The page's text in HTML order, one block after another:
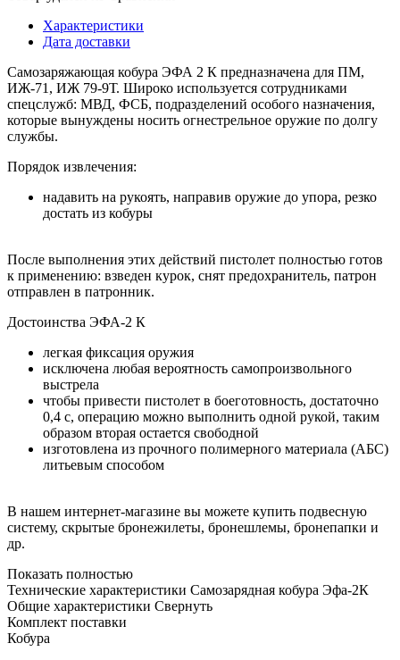
Характеристики
Дата доставки
Самозаряжающая кобура ЭФА 2 К предназначена для ПМ,
ИЖ-71, ИЖ 79-9Т. Широко используется сотрудниками
спецслужб: МВД, ФСБ, подразделений особого назначения,
которые вынуждены носить огнестрельное оружие по долгу
службы.
Порядок извлечения:
надавить на рукоять, направив оружие до упора, резко
достать из кобуры
После выполнения этих действий пистолет полностью готов
к применению: взведен курок, снят предохранитель, патрон
отправлен в патронник.
Достоинства ЭФА-2 К
легкая фиксация оружия
исключена любая вероятность самопроизвольного
выстрела
чтобы привести пистолет в боеготовность, достаточно
0,4 с, операцию можно выполнить одной рукой, таким
образом вторая остается свободной
изготовлена из прочного полимерного материала (АБС)
литьевым способом
В нашем интернет-магазине вы можете купить подвесную
систему, скрытые бронежилеты, бронешлемы, бронепапки и
др.
Показать полностью
Технические характеристики Самозарядная кобура Эфа-2К
Общие характеристики Свернуть
Комплект поставки
Кобура